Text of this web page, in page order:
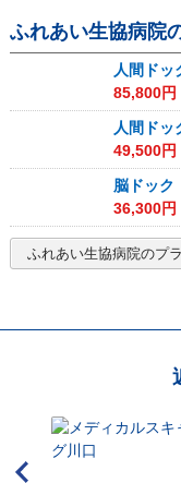
ふれあい生協病院
人間ドッ
85,800円
人間ドッ
49,500円
脳ドック
36,300円
ふれあい生協病院のプ